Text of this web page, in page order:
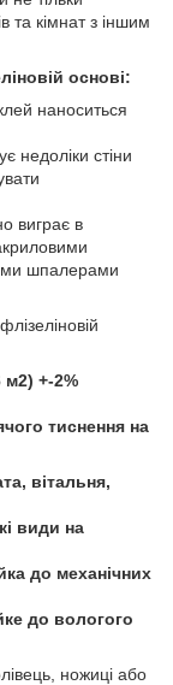
та кімнат з іншим
основі:
наноситься
недоліки стіни
виграє в
шпалерами
м2) +-2%
тиснення на
вітальня,
види на
до механічних
до вологого
ножиці або